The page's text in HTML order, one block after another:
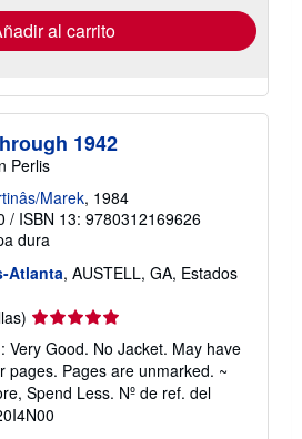
envíoal carrito
1942
Perlis
Marek, 1984
/ ISBN 13: 9780312169626
dura
Atlanta, AUSTELL, GA, Estados
Calificación
del
vendedor:
5
de
5
Very Good. No Jacket. May have
pages. Pages are unmarked. ~
Spend Less. Nº de ref. del